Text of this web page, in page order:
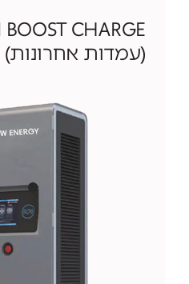
CHARGE
(עמדות אחרונות)